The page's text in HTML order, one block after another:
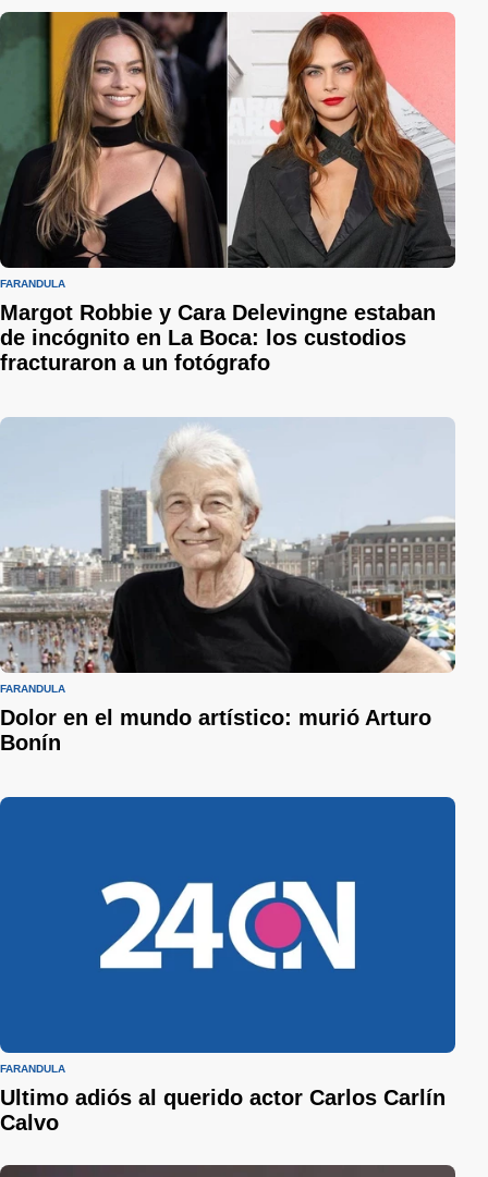
FARÁNDULA
Margot Robbie y Cara Delevingne estaban
de incógnito en La Boca: los custodios
fracturaron a un fotógrafo
FARÁNDULA
Dolor en el mundo artístico: murió Arturo
Bonín
FARÁNDULA
Ultimo adiós al querido actor Carlos Carlín
Calvo